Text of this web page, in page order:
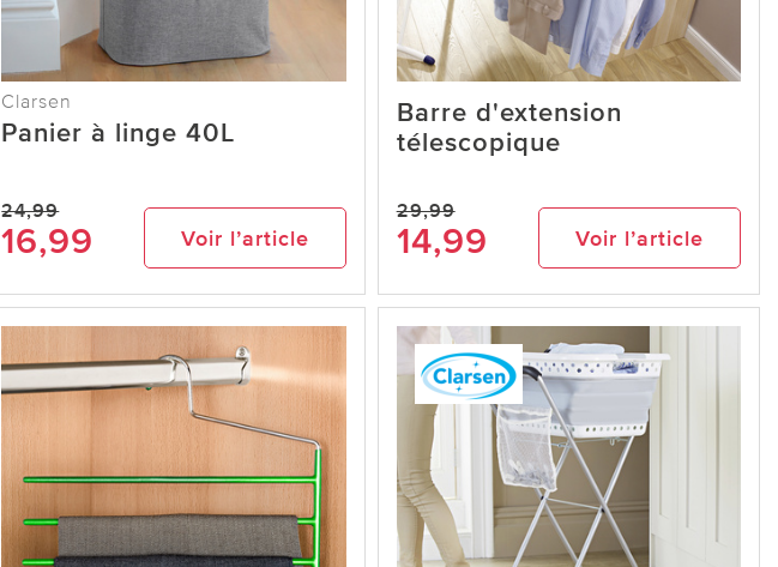
Clarsen
Panier à linge 40L
24,99
16,99 Voir l’article
Barre d'extension
télescopique
29,99
14,99 Voir l’article